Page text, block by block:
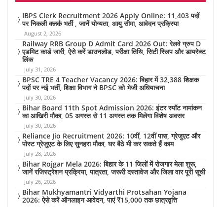
IBPS Clerk Recruitment 2026 Apply Online: 11,403 पदों
पर निकली क्लर्क भर्ती , जानें योग्यता, आयु सीमा, आवेदन प्रक्रिया
August 2, 2026
Railway RRB Group D Admit Card 2026 Out: रेलवे ग्रुप D
एडमिट कार्ड जारी, ऐसे करें डाउनलोड, परीक्षा तिथि, सिटी स्लिप और डायरेक्ट
लिंक
July 31, 2026
BPSC TRE 4 Teacher Vacancy 2026: बिहार में 32,388 शिक्षक
पदों पर नई भर्ती, शिक्षा विभाग ने BPSC को भेजी अधियाचना
July 30, 2026
Bihar Board 11th Spot Admission 2026: इंटर स्पॉट नामांकन
का आखिरी मौका, 05 अगस्त से 11 अगस्त तक मिलेगा विशेष अवसर
July 30, 2026
Reliance Jio Recruitment 2026: 10वीं, 12वीं पास, ग्रेजुएट और
पोस्ट ग्रेजुएट के लिए सुनहरा मौका, घर बैठे भी कर सकते हैं काम
July 28, 2026
Bihar Rojgar Mela 2026: बिहार के 11 जिलों में रोजगार मेला शुरू,
जानें रजिस्ट्रेशन प्रक्रिया, पात्रता, जरूरी दस्तावेज और जिला वार पूरी सूची
July 26, 2026
Bihar Mukhyamantri Vidyarthi Protsahan Yojana
2026: ऐसे करें ऑनलाइन आवेदन, पाएं ₹15,000 तक छात्रवृत्ति